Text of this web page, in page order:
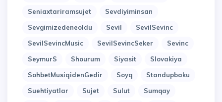
Seniaxtariramsujet
Sevdiyiminsan
Sevgimizedeneoldu
Sevil
SevilSevinc
SevilSevincMusic
SevilSevincSeker
Sevinc
SeymurS
Shourum Siyasit
Slovakiya
SohbetMusiqidenGedir
Soyq
Standupbaku
Suehtiyatlar
Sujet Sulut
Sumqay